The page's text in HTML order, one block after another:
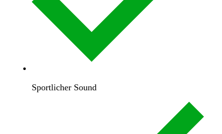
Sportlicher Sound